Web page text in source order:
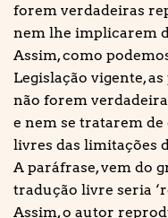
forem verdadeiras
nem lhe implicarem
Assim, como
Legislação vigente,
não forem
e nem se tratarem
livres das limitações
A paráfrase, vem do
tradução livre seria
Assim, o autor